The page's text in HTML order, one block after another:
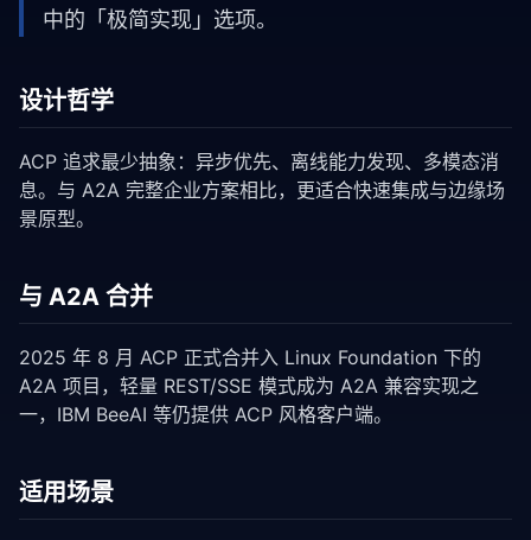
中的「极简实现」选项。
设计哲学
ACP 追求最少抽象：异步优先、离线能力发现、多模态消
息。与 A2A 完整企业方案相比，更适合快速集成与边缘场
景原型。
与 A2A 合并
2025 年 8 月 ACP 正式合并入 Linux Foundation 下的
A2A 项目，轻量 REST/SSE 模式成为 A2A 兼容实现之
一，IBM BeeAI 等仍提供 ACP 风格客户端。
适用场景